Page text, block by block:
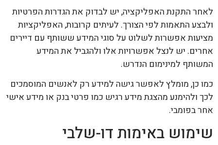
לאחר התקנת האפליקציה, יש לבדוק את הגדרות הפרטיות
ולבצע התאמות לפי הצורך. לעיתים קרובות, האפליקציות
מציעות אפשרות לשלוט על סוגי המידע ששותף עם דיירים
אחרים. יש לנצל אפשרויות אלו ולהגביל את המידע
המשותף למינימום הנדרש.
כמו כן, מומלץ לאפשר גישה למידע רק לאנשים המוסמכים
לכך ולהימנע מהצגת מידע רגיש כמו פרטי בנק או מידע אישי
אחר בפומבי.
שימוש באימות דו-שלבי